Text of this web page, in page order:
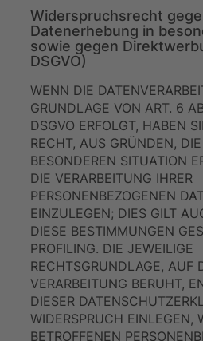
Widerspruchsrecht
Datenerhebung in
sowie gegen
DSGVO)
WENN DIE
GRUNDLAGE VON ART. 6
DSGVO ERFOLGT, HABEN
RECHT, AUS GRÜNDEN,
BESONDEREN SITUATION
DIE VERARBEITUNG IHRER
PERSONENBEZOGENEN
EINZULEGEN; DIES GILT
DIESE BESTIMMUNGEN
PROFILING. DIE JEWEILIGE
RECHTSGRUNDLAGE, AUF
VERARBEITUNG BERUHT,
DIESER
WIDERSPRUCH EINLEGEN,
BETROFFENEN